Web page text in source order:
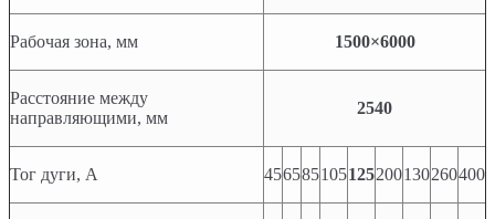
Рабочая зона, мм 1500×6000
Расстояние между
направляющими, мм
2540
Тог дуги, А 456585105125200130260400